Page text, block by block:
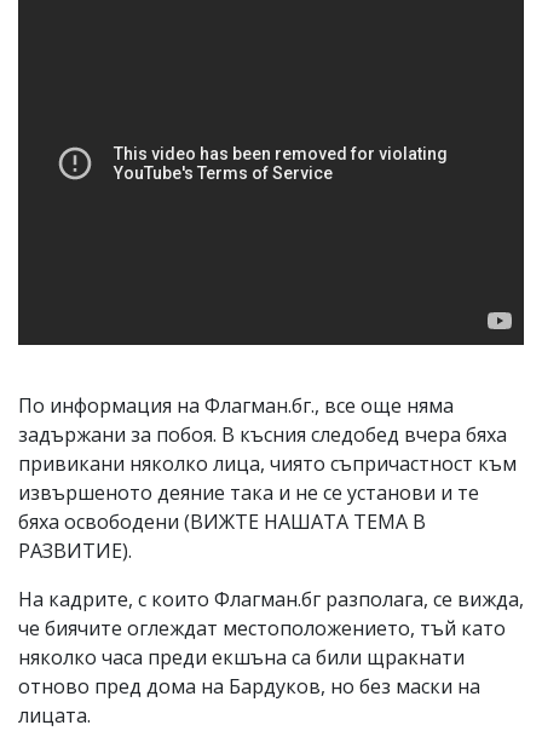
По информация на Флагман.бг., все още няма
задържани за побоя. В късния следобед вчера бяха
привикани няколко лица, чиято съпричастност към
извършеното деяние така и не се установи и те
бяха освободени (ВИЖТЕ НАШАТА ТЕМА В
РАЗВИТИЕ).
На кадрите, с които Флагман.бг разполага, се вижда,
че биячите оглеждат местоположението, тъй като
няколко часа преди екшъна са били щракнати
отново пред дома на Бардуков, но без маски на
лицата.